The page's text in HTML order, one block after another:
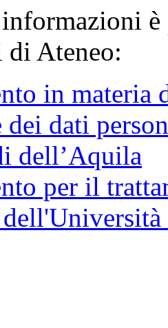
è
di Ateneo:
in materia
dati
dell’Aquila
per il